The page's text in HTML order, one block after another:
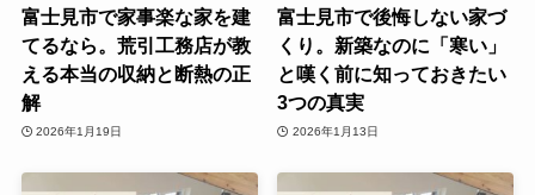
富士見市で家事楽な家を建
てるなら。荒引工務店が教
える本当の収納と断熱の正
解
2026年1月19日
富士見市で後悔しない家づ
くり。新築なのに「寒い」
と嘆く前に知っておきたい
3つの真実
2026年1月13日